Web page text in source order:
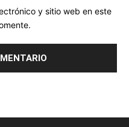
y sitio web en este